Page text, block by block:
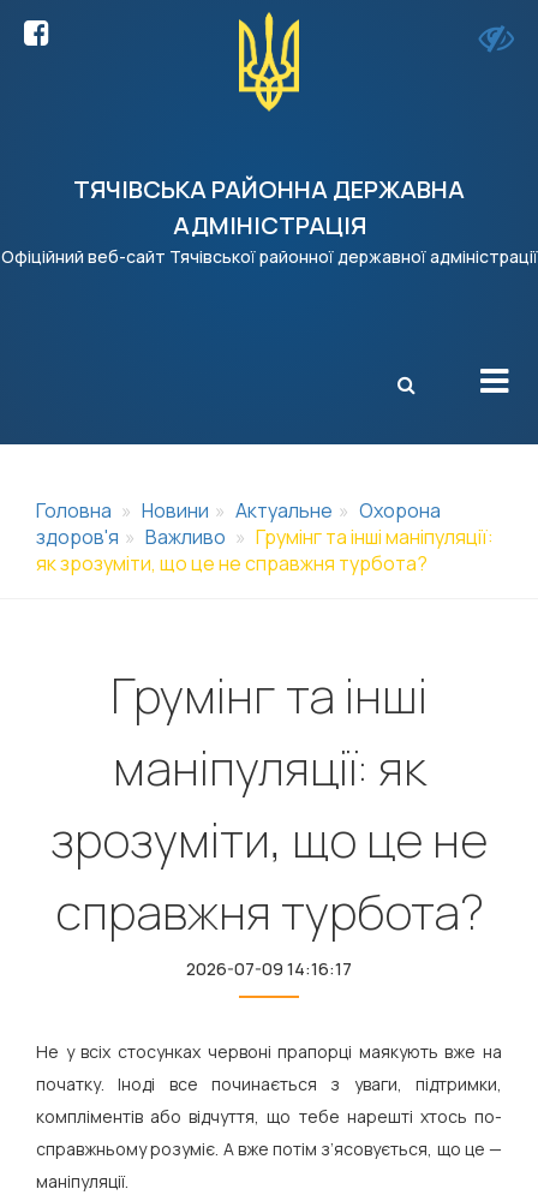
ТЯЧІВСЬКА РАЙОННА ДЕРЖАВНА
АДМІНІСТРАЦІЯ
Офіційний веб-сайт Тячівської районної державної адміністрації
Головна Новини Актуальне
Охорона
здоров'я
Важливо
Грумінг та інші маніпуляції:
як зрозуміти, що це не справжня турбота?
Грумінг та інші
маніпуляції: як
зрозуміти, що це не
справжня турбота?
2026-07-09 14:16:17
Не у всіх стосунках червоні прапорці маякують вже на
початку. Іноді все починається з уваги, підтримки,
компліментів або відчуття, що тебе нарешті хтось по-
справжньому розуміє. А вже потім з’ясовується, що це —
маніпуляції.